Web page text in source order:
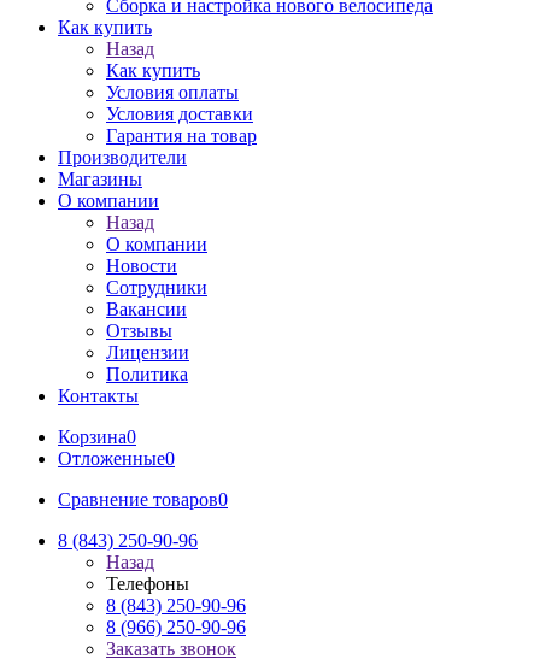
Сборка и настройка нового велосипеда
Как купить
Назад
Как купить
Условия оплаты
Условия доставки
Гарантия на товар
Производители
Магазины
О компании
Назад
О компании
Новости
Сотрудники
Вакансии
Отзывы
Лицензии
Политика
Контакты
Корзина0
Отложенные0
Сравнение товаров0
8 (843) 250-90-96
Назад
Телефоны
8 (843) 250-90-96
8 (966) 250-90-96
Заказать звонок